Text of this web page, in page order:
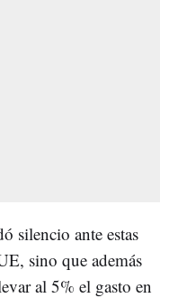
silencio ante estas
sino que además
al 5% el gasto en